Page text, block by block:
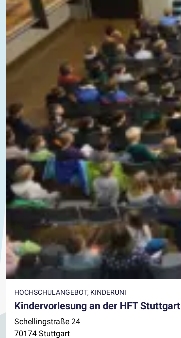
HOCHSCHULANGEBOT, KINDERUNI
Kindervorlesung an der HFT Stuttgart
Schellingstraße 24
70174 Stuttgart